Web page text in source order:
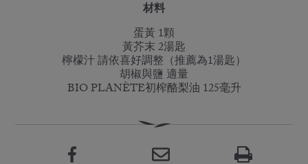
材料
蛋黃 1顆
黃芥末 2湯匙
檸檬汁 請依喜好調整（推薦為1湯匙）
胡椒與鹽 適量
BIO PLANÈTE初榨酪梨油 125毫升